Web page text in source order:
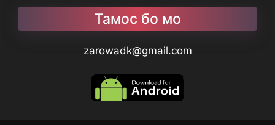
Тамос бо мо
zarowadk@gmail.com